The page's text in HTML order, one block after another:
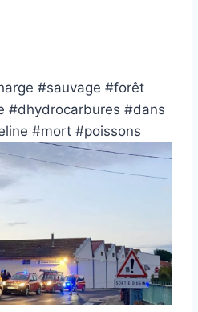
#sauvage #forêt
#dhydrocarbures #dans
#mort #poissons